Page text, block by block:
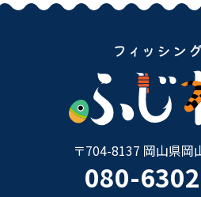
〒704-8137 岡山県岡
080-